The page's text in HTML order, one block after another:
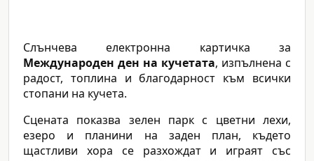
Слънчева електронна картичка за
Международен ден на кучетата, изпълнена с
радост, топлина и благодарност към всички
стопани на кучета.
Сцената показва зелен парк с цветни лехи,
езеро и планини на заден план, където
щастливи хора се разхождат и играят със